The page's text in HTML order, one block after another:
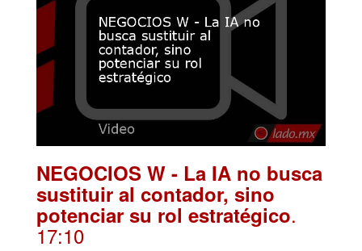
NEGOCIOS W - La IA no busca
sustituir al contador, sino
potenciar su rol estratégico.
17:10